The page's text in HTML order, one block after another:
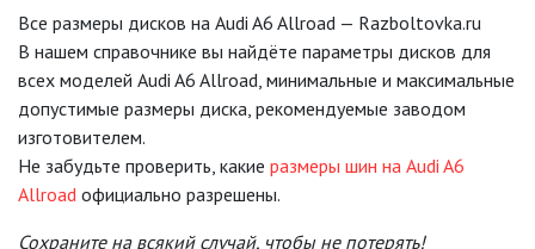
Все размеры дисков на Audi A6 Allroad — Razboltovka.ru
В нашем справочнике вы найдёте параметры дисков для
всех моделей Audi A6 Allroad, минимальные и максимальные
допустимые размеры диска, рекомендуемые заводом
изготовителем.
Не забудьте проверить, какие размеры шин на Audi A6
Allroad официально разрешены.
Сохраните на всякий случай, чтобы не потерять!